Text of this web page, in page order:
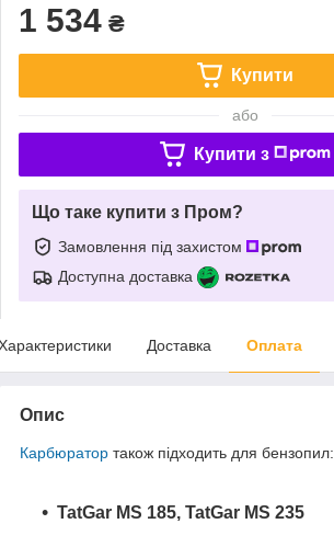
1 534 ₴
Купити
або
Купити з
Що таке купити з Пром?
Замовлення під захистом
Доступна доставка
Доставка Оплата
Опис
Карбюратор також підходить для бензопил:
TatGar MS 185, TatGar MS 235